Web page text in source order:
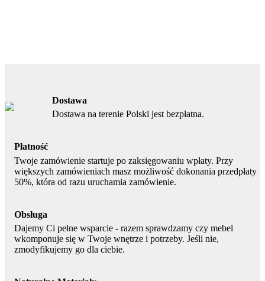
Dostawa
Dostawa na terenie Polski jest bezpłatna.
Płatność
Twoje zamówienie startuje po zaksięgowaniu wpłaty. Przy
większych zamówieniach masz możliwość dokonania przedpłaty
50%, która od razu uruchamia zamówienie.
Obsługa
Dajemy Ci pełne wsparcie - razem sprawdzamy czy mebel
wkomponuje się w Twoje wnętrze i potrzeby. Jeśli nie,
zmodyfikujemy go dla ciebie.